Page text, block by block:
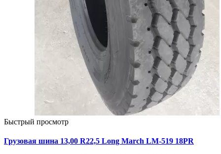
Быстрый просмотр
Грузовая шина 13,00 R22,5 Long March LM-519 18PR